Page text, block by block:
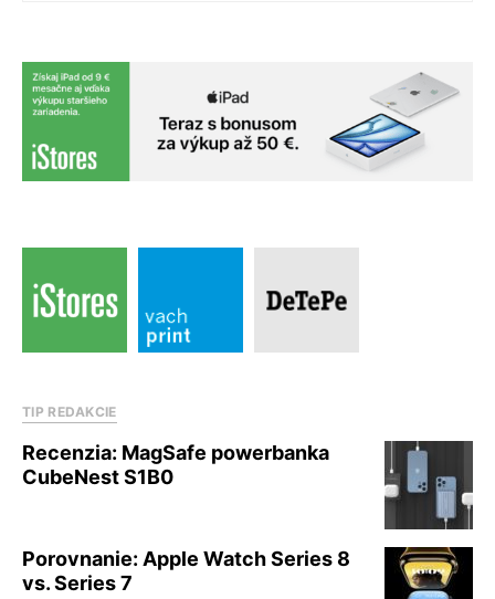
TIP REDAKCIE
Recenzia: MagSafe powerbanka
CubeNest S1B0
Porovnanie: Apple Watch Series 8
vs. Series 7